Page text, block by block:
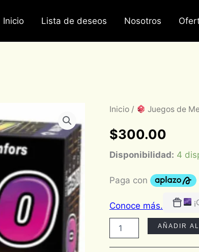
Inicio Lista de deseos Nosotros
Inicio/ Juegos de
$300.00
Disponibilidad: 4
Hi-
ESPAÑOL
AÑADIR